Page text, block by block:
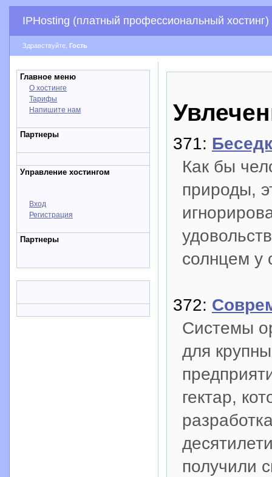
IPHosting (платный профессиональный хостинг)
Здравствуйте, Гость
Главное меню
О хостинге
Тарифы
Напишите нам
Партнеры
Управление хостингом
Вход
Регистрация
Партнеры
371:
Как бы
природы,
солнцем у
372:
Системы
для
гектар,
получили